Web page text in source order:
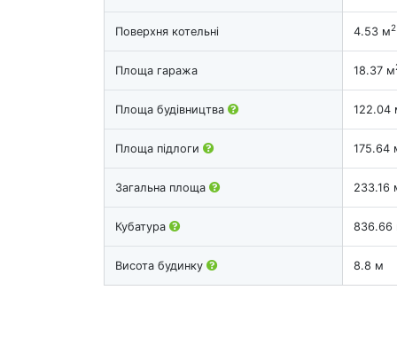
Поверхня котельні 4.53 м2
Площа гаража 18.37 м
Площа будівництва 122.04
Площа підлоги 175.64
Загальна площа 233.16
Кубатура 836.66
Висота будинку 8.8 м